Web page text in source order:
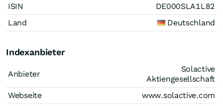
ISIN
DE000SLA1L82
Land
Deutschland
Indexanbieter
Anbieter
Solactive
Aktiengesellschaft
Webseite
www.solactive.com